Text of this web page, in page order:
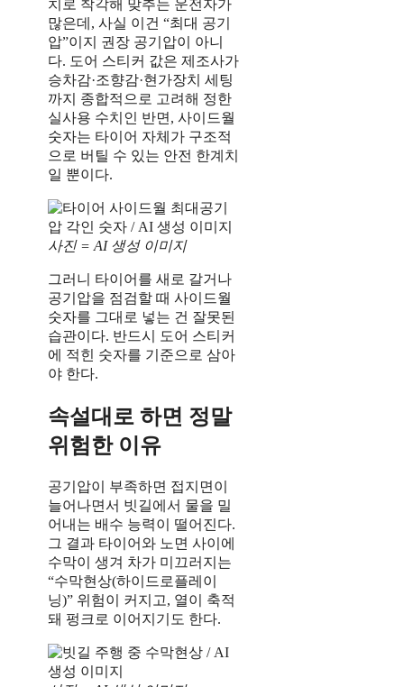
치로 착각해 맞추는 운전자가
많은데, 사실 이건 “최대 공기
압”이지 권장 공기압이 아니
다. 도어 스티커 값은 제조사가
승차감·조향감·현가장치 세팅
까지 종합적으로 고려해 정한
실사용 수치인 반면, 사이드월
숫자는 타이어 자체가 구조적
으로 버틸 수 있는 안전 한계치
일 뿐이다.
사진 = AI 생성 이미지
그러니 타이어를 새로 갈거나
공기압을 점검할 때 사이드월
숫자를 그대로 넣는 건 잘못된
습관이다. 반드시 도어 스티커
에 적힌 숫자를 기준으로 삼아
야 한다.
속설대로 하면 정말
위험한 이유
공기압이 부족하면 접지면이
늘어나면서 빗길에서 물을 밀
어내는 배수 능력이 떨어진다.
그 결과 타이어와 노면 사이에
수막이 생겨 차가 미끄러지는
“수막현상(하이드로플레이
닝)” 위험이 커지고, 열이 축적
돼 펑크로 이어지기도 한다.